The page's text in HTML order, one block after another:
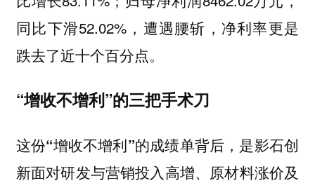
同比下滑52.02%，遭遇腰斩，净利率更是
跌去了近十个百分点。
“增收不增利”的三把手术刀
这份“增收不增利”的成绩单背后， 是影石创
新面对研发与营销投入高增、原材料涨价及